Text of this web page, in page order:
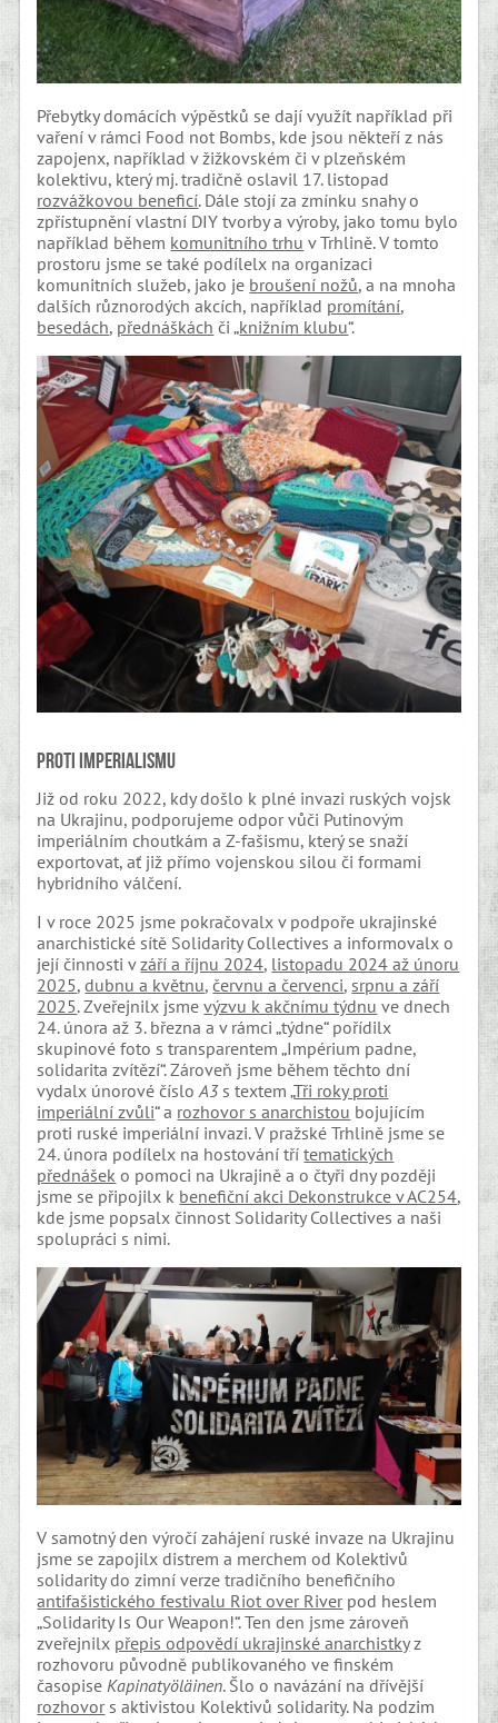
Přebytky domácích výpěstků se dají využít například při
vaření v rámci Food not Bombs, kde jsou někteří z nás
zapojenx, například v žižkovském či v plzeňském
kolektivu, který mj. tradičně oslavil 17. listopad
rozvážkovou beneficí. Dále stojí za zmínku snahy o
zpřístupnění vlastní DIY tvorby a výroby, jako tomu bylo
například během komunitního trhu v Trhlině. V tomto
prostoru jsme se také podílelx na organizaci
komunitních služeb, jako je broušení nožů, a na mnoha
dalších různorodých akcích, například promítání,
besedách, přednáškách či „knižním klubu“.
Proti imperialismu
Již od roku 2022, kdy došlo k plné invazi ruských vojsk
na Ukrajinu, podporujeme odpor vůči Putinovým
imperiálním choutkám a Z-fašismu, který se snaží
exportovat, ať již přímo vojenskou silou či formami
hybridního válčení.
I v roce 2025 jsme pokračovalx v podpoře ukrajinské
anarchistické sítě Solidarity Collectives a informovalx o
její činnosti vzáří a říjnu 2024, listopadu 2024 až únoru
2025,dubnu a květnu,červnu a červenci,srpnu a září
2025. Zveřejnilx jsmevýzvu k akčnímu týdnu ve dnech
24. února až 3. března a v rámci „týdne“ pořídilx
skupinové foto s transparentem „Impérium padne,
solidarita zvítězí“. Zároveň jsme během těchto dní
vydalx únorové čísloA3s textem „Tři roky proti
imperiální zvůli“ a rozhovor s anarchistou bojujícím
proti ruské imperiální invazi. V pražské Trhlině jsme se
24. února podílelx na hostování třítematických
přednášek o pomoci na Ukrajině a o čtyři dny později
jsme se připojilx k benefiční akci Dekonstrukce v AC254,
kde jsme popsalx činnost Solidarity Collectives a naši
spolupráci s nimi.
V samotný den výročí zahájení ruské invaze na Ukrajinu
jsme se zapojilx distrem a merchem od Kolektivů
solidarity do zimní verze tradičního benefičního
antifašistického festivalu Riot over Riverpod heslem
„Solidarity Is Our Weapon!“. Ten den jsme zároveň
zveřejnilx přepis odpovědí ukrajinské anarchistkyz
rozhovoru původně publikovaného ve finském
časopiseKapinatyöläinen. Šlo o navázání na dřívější
rozhovors aktivistou Kolektivů solidarity. Na podzim